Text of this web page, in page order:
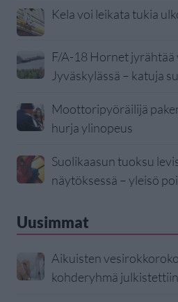
Kela voi leikata tukia
F/A-18 Hornet jyrähtää
Jyväskylässä – katuja
Moottoripyöräilijä
hurja ylinopeus
Suolikaasun tuoksu
näytöksessä – yleisö
Uusimmat
Aikuisten
kohderyhmä julkistettiin